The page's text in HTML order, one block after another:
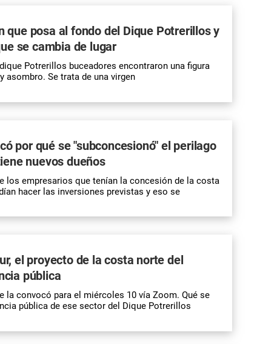
que posa al fondo del Dique Potrerillos y
se cambia de lugar
Potrerillos buceadores encontraron una figura
asombro. Se trata de una virgen
por qué se "subconcesionó" el perilago
nuevos dueños
los empresarios que tenían la concesión de la costa
hacer las inversiones previstas y eso se
el proyecto de la costa norte del
pública
la convocó para el miércoles 10 vía Zoom. Qué se
pública de ese sector del Dique Potrerillos